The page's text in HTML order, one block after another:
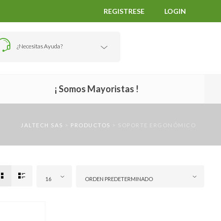
REGISTRESE LOGIN
¿Necesitas Ayuda?
¡ Somos Mayoristas !
JALTECH SAS PRODUCTOS SOPORTE ERGONÓMICO
16 ORDEN PREDETERMINADO